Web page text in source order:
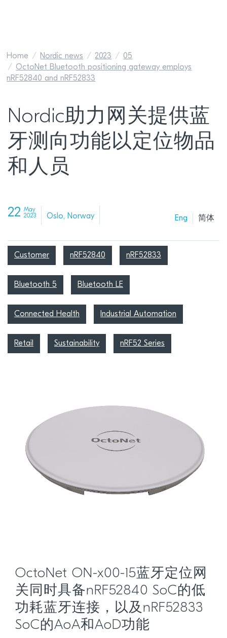
Home Nordic news 2023
05
OctoNet Bluetooth positioning gateway employs
nRF52840 and nRF52833
Nordic助力网关提供蓝
牙测向功能以定位物品
和人员
22 May
2023
Oslo, Norway Eng 简体
Customer nRF52840 nRF52833
Bluetooth 5 Bluetooth LE
Connected Health Industrial Automation
Retail Sustainability nRF52 Series
OctoNet ON-x00-15蓝牙定位网
关同时具备nRF52840 SoC的低
功耗蓝牙连接，以及nRF52833
SoC的AoA和AoD功能